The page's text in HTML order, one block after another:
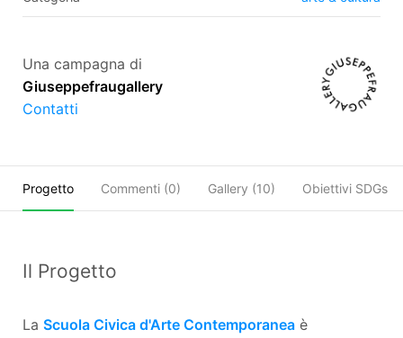
Una campagna di
Giuseppefraugallery
Contatti
Progetto Commenti (0) Gallery (10) Obiettivi SDGs
Il Progetto
La Scuola Civica d'Arte Contemporanea è